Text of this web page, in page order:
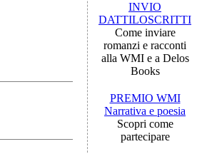
INVIO
DATTILOSCRITTI
Come inviare
romanzi e racconti
alla WMI e a Delos
Books
PREMIO WMI
Narrativa e poesia
Scopri come
partecipare